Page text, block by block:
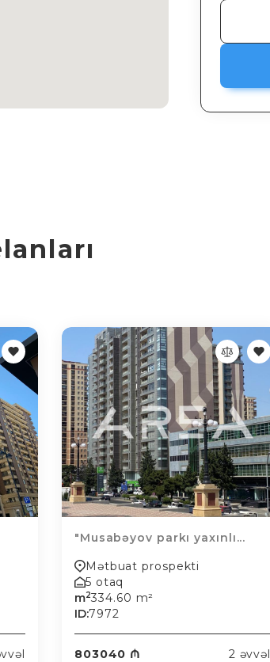
"Musabəyov parkı yaxınlı...
Mətbuat prospekti
5 otaq
m2334.60 m²
ID:7972
803040 ₼ 2 əvvəl